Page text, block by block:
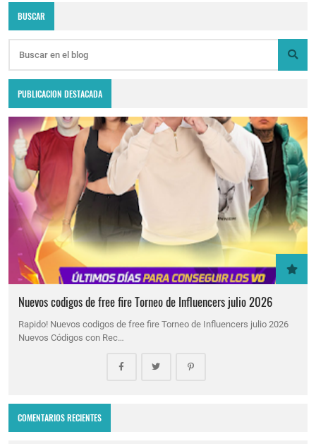
BUSCAR
PUBLICACION DESTACADA
Nuevos codigos de free fire Torneo de Influencers julio 2026
Rapido! Nuevos codigos de free fire Torneo de Influencers julio 2026
Nuevos Códigos con Rec…
COMENTARIOS RECIENTES